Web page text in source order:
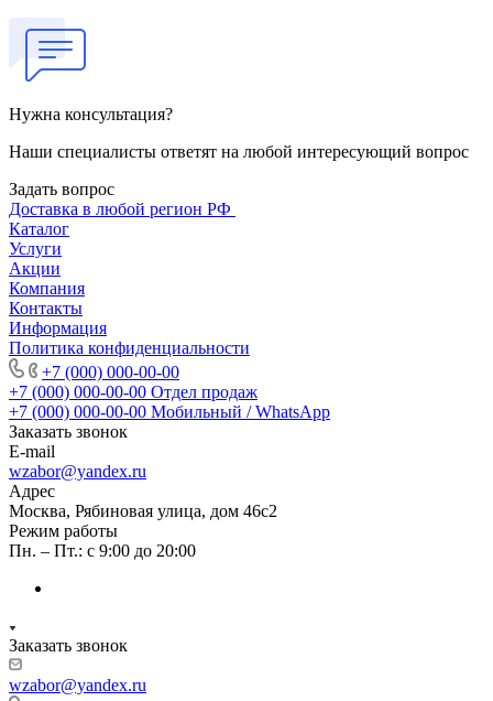
Нужна консультация?
Наши специалисты ответят на любой интересующий вопрос
Задать вопрос
Доставка в любой регион РФ
Каталог
Услуги
Акции
Компания
Контакты
Информация
Политика конфиденциальности
+7 (000) 000-00-00
+7 (000) 000-00-00 Отдел продаж
+7 (000) 000-00-00 Мобильный / WhatsApp
Заказать звонок
E-mail
wzabor@yandex.ru
Адрес
Москва, Рябиновая улица, дом 46с2
Режим работы
Пн. – Пт.: с 9:00 до 20:00
Заказать звонок
wzabor@yandex.ru